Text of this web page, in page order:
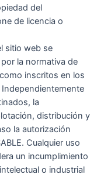
del
de licencia o
sitio web se
la normativa de
inscritos en los
la
distribución y
la autorización
Cualquier uso
un incumplimiento
o industrial